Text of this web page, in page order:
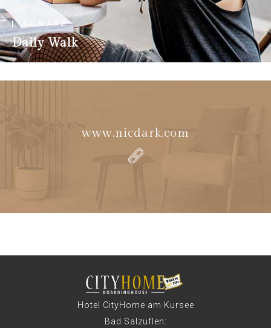
14 MÄRZ
Daily Walk
www.nicdark.com
Hotel CityHome am Kursee
Bad Salzuflen: